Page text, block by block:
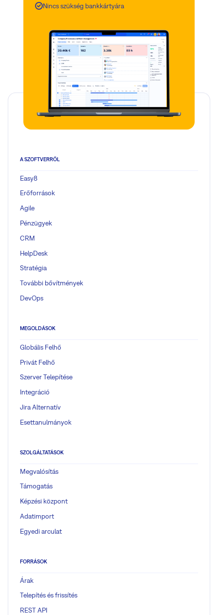
Nincs szükség bankkártyára
A SZOFTVERRŐL
Easy8
Erőforrások
Agile
Pénzügyek
CRM
HelpDesk
Stratégia
További bővítmények
DevOps
MEGOLDÁSOK
Globális Felhő
Privát Felhő
Szerver Telepítése
Integráció
Jira Alternatív
Esettanulmányok
SZOLGÁLTATÁSOK
Megvalósítás
Támogatás
Képzési központ
Adatimport
Egyedi arculat
FORRÁSOK
Árak
Telepítés és frissítés
REST API